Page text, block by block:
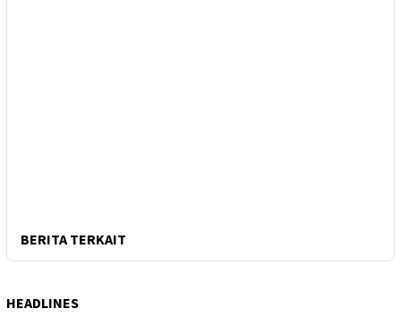
BERITA TERKAIT
HEADLINES